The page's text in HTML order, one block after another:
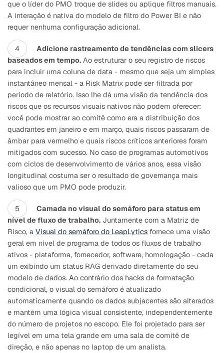
que o líder do PMO troque de slides ou aplique filtros manuais.
A interação é nativa do modelo de filtro do Power BI e não
requer nenhuma configuração adicional.
Adicione rastreamento de tendências com slicers
baseados em tempo. Ao estruturar o seu registro de riscos
para incluir uma coluna de data - mesmo que seja um simples
instantâneo mensal - a Risk Matrix pode ser filtrada por
período de relatório. Isso lhe dá uma visão da tendência dos
riscos que os recursos visuais nativos não podem oferecer:
você pode mostrar ao comitê como era a distribuição dos
quadrantes em janeiro e em março, quais riscos passaram de
âmbar para vermelho e quais riscos críticos anteriores foram
mitigados com sucesso. No caso de programas automotivos
com ciclos de desenvolvimento de vários anos, essa visão
longitudinal costuma ser o resultado de governança mais
valioso que um PMO pode produzir.
Camada no visual do semáforo para status em
nível de fluxo de trabalho. Juntamente com a Matriz de
Risco, a Visual do semáforo do LeapLytics fornece uma visão
geral em nível de programa de todos os fluxos de trabalho
ativos - plataforma, fornecedor, software, homologação - cada
um exibindo um status RAG derivado diretamente do seu
modelo de dados. Ao contrário dos hacks de formatação
condicional, o visual do semáforo é atualizado
automaticamente quando os dados subjacentes são alterados
e mantém uma lógica visual consistente, independentemente
do número de projetos no escopo. Ele foi projetado para ser
legível em uma tela grande em uma sala de comitê de
direção, e não apenas no laptop de um analista.